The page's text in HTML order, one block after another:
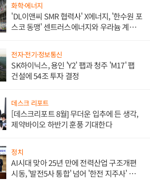
화학·에너지
'DL이앤씨 SMR 협력사' X에너지, '한수원 포
스코 동맹' 센트러스에너지와 우라늄 계약
전자·전기·정보통신
SK하이닉스, 용인 'Y2' 팹과 청주 'M17' 팹
건설에 54조 투자 결정
데스크 리포트
[데스크리포트 8월] 무더운 입추에 든 생각,
제약바이오 하반기 훈풍 기대한다
정치
AI시대 맞아 25년 만에 전력산업 구조개편
시동, '발전5사 통합' 넘어 '한전 지주사' 재편